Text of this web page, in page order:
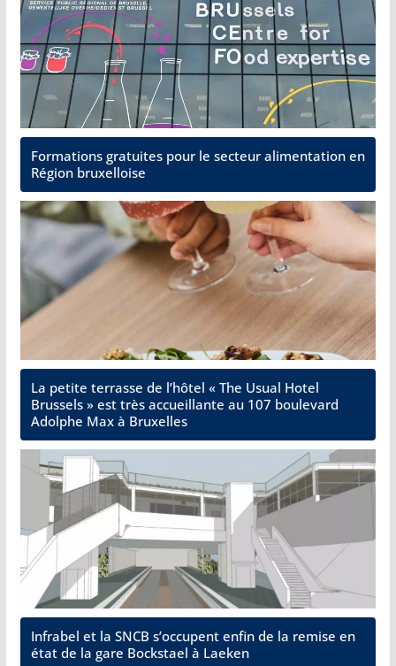
Formations gratuites pour le secteur alimentation en
Région bruxelloise
La petite terrasse de l’hôtel « The Usual Hotel
Brussels » est très accueillante au 107 boulevard
Adolphe Max à Bruxelles
Infrabel et la SNCB s’occupent enfin de la remise en
état de la gare Bockstael à Laeken